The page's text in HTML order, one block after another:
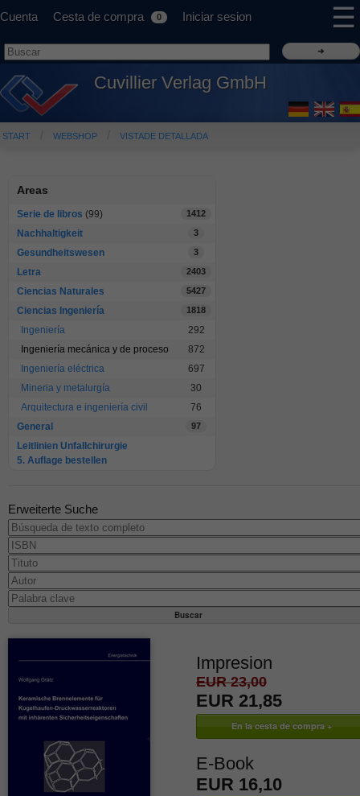
Cuenta Cesta de compra 0 Iniciar sesion ☰
Cuvillier Verlag GmbH
START WEBSHOP VISTADE DETALLADA
Areas
Serie de libros (99) 1412
Nachhaltigkeit 3
Gesundheitswesen 3
Letra 2403
Ciencias Naturales 5427
Ciencias Ingeniería 1818
Ingeniería
292
Ingeniería mecánica y de proceso
872
Ingeniería eléctrica
697
Mineria y metalurgía
30
Arquitectura e ingeniería civil
76
General
97
Leitlinien Unfallchirurgie
5. Auflage bestellen
Erweiterte Suche
Impresion
EUR 23,00
EUR 21,85
E-Book
EUR 16,10